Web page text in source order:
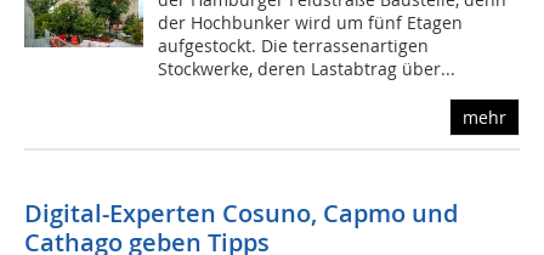
der Hochbunker wird um fünf Etagen
aufgestockt. Die terrassenartigen
Stockwerke, deren Lastabtrag über...
mehr
Digital-Experten Cosuno, Capmo und
Cathago geben Tipps